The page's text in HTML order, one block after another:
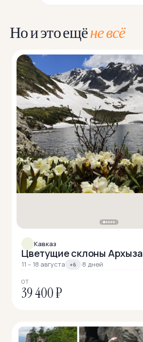
Но и это ещёне всё
Кавказ
Цветущие склоны Архыза
11 – 18 августа +6 ·8 дней
ОТ
39 400 ₽